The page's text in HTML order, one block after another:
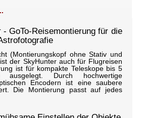
GoTo-Reisemontierung für die
(Montierungskopf ohne Stativ und
der SkyHunter auch für Flugreisen
ist für kompakte Teleskope bis 5
Durch hochwertige
Encodern ist eine saubere
Die Montierung passt auf jedes